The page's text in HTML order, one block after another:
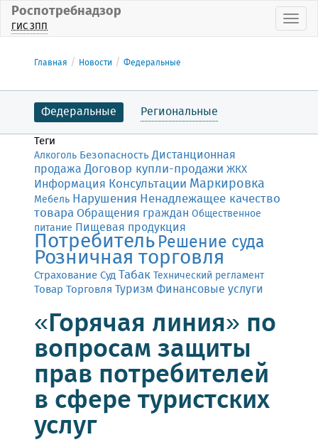
Роспотребнадзор
ГИС ЗПП
Главная Новости Федеральные
Федеральные Региональные
Теги
Алкоголь БезопасностьДистанционная
продажа Договор купли-продажи ЖКХ
Информация Консультации Маркировка
Мебель Нарушения Ненадлежащее качество
товара Обращения граждан Общественное
питание Пищевая продукция
ПотребительРешение суда
Розничная торговля
СтрахованиеСудТабакТехнический регламент
Товар Торговля Туризм Финансовые услуги
«Горячая линия» по
вопросам защиты
прав потребителей
в сфере туристских
услуг